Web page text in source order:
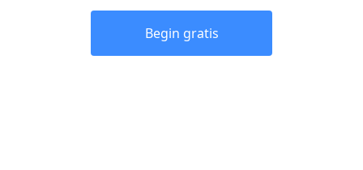
Begin gratis